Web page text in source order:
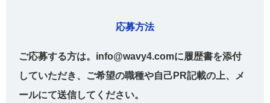
応募方法
ご応募する方は。info@wavy4.comに履歴書を添付
していただき、ご希望の職種や自己PR記載の上、メ
ールにて送信してください。